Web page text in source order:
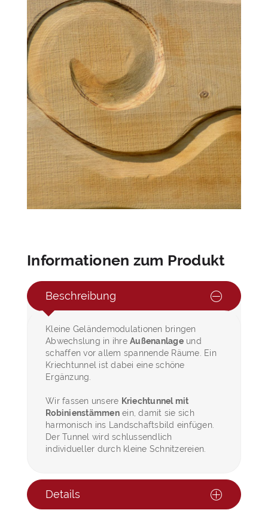
Informationen zum Produkt
Beschreibung
Kleine Geländemodulationen bringen
Abwechslung in ihre Außenanlageund
schaffen vor allem spannende Räume. Ein
Kriechtunnel ist dabei eine schöne
Ergänzung.
Wir fassen unsere Kriechtunnel mit
Robinienstämmenein, damit sie sich
harmonisch ins Landschaftsbild einfügen.
Der Tunnel wird schlussendlich
individueller durch kleine Schnitzereien.
Details